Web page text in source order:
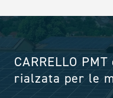
Neutralità
con le